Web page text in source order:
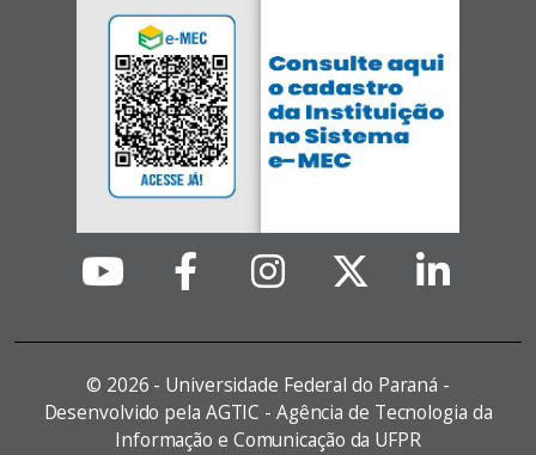
© 2026 - Universidade Federal do Paraná -
Desenvolvido pela AGTIC - Agência de Tecnologia da
Informação e Comunicação da UFPR